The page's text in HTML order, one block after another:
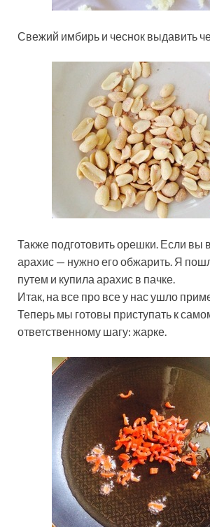
Свежий имбирь и чеснок выдавить
Также подготовить орешки. Если вы
арахис — нужно его обжарить. Я
путем и купила арахис в пачке.
Итак, на все про все у нас ушло
Теперь мы готовы приступать к
ответственному шагу: жарке.